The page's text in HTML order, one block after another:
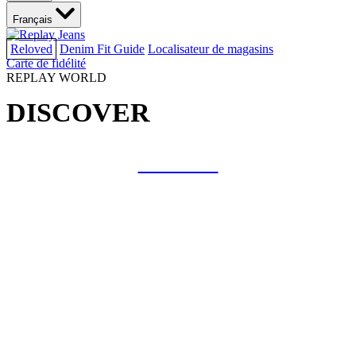
Français
Reloved Denim Fit Guide Localisateur de magasins
Carte de fidélité
REPLAY WORLD
DISCOVER